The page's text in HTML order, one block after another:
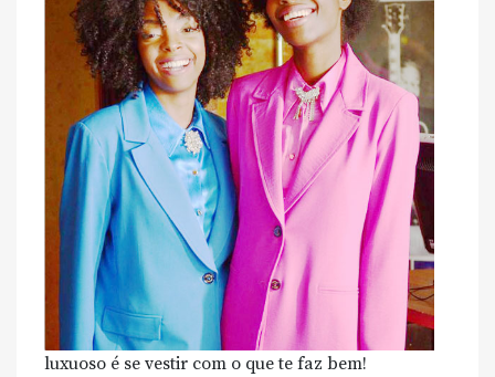
luxuoso é se vestir com o que te faz bem!